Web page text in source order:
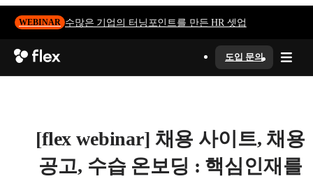
WEBINAR 수많은 기업의 터닝포인트를 만든 HR 셋업
도입 문의
[flex webinar] 채용 사이트, 채용
공고, 수습 온보딩 : 핵심인재를